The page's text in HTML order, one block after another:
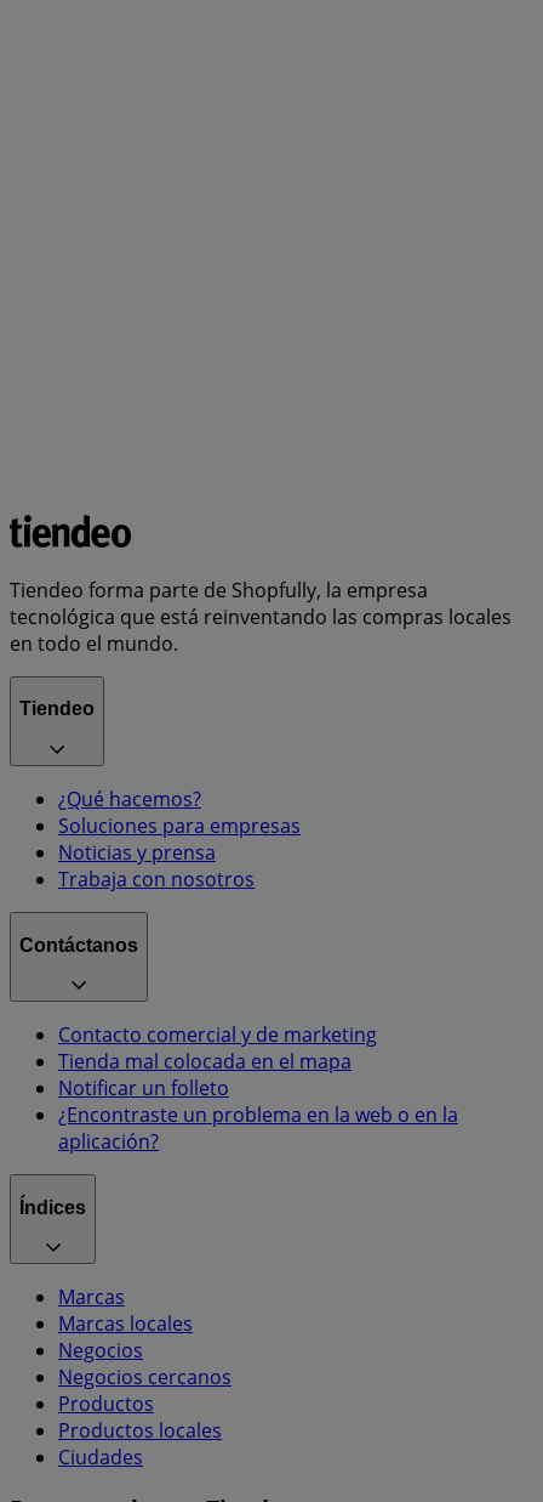
Tiendeo forma parte de Shopfully, la empresa
tecnológica que está reinventando las compras locales
en todo el mundo.
Tiendeo
¿Qué hacemos?
Soluciones para empresas
Noticias y prensa
Trabaja con nosotros
Contáctanos
Contacto comercial y de marketing
Tienda mal colocada en el mapa
Notificar un folleto
¿Encontraste un problema en la web o en la
aplicación?
Índices
Marcas
Marcas locales
Negocios
Negocios cercanos
Productos
Productos locales
Ciudades